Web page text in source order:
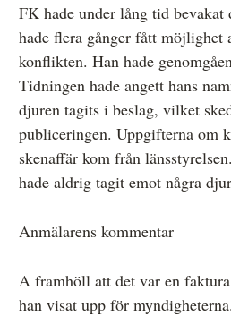
FK hade under lång tid
hade flera gånger fått möjlighet
konflikten. Han hade
Tidningen hade angett hans
djuren tagits i beslag, vilket
publiceringen. Uppgifterna om
skenaffär kom från
hade aldrig tagit emot några
Anmälarens kommentar
A framhöll att det var en
han visat upp för